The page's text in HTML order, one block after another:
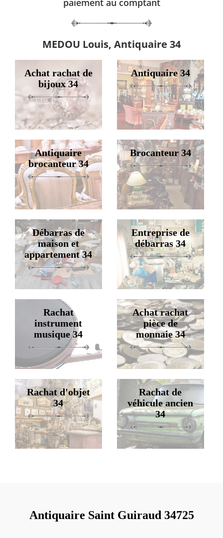
paiement au comptant
MEDOU Louis, Antiquaire 34
Achat rachat de
bijoux 34
Antiquaire 34
Antiquaire
brocanteur 34
Brocanteur 34
Débarras de
maison et
appartement 34
Entreprise de
débarras 34
Rachat
instrument
musique 34
Achat rachat
pièce de
monnaie 34
Rachat d'objet
34
Rachat de
véhicule ancien
34
Antiquaire Saint Guiraud 34725